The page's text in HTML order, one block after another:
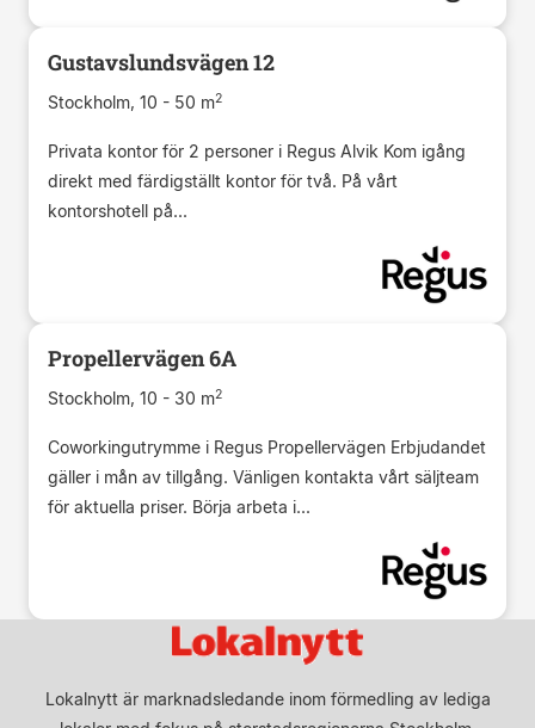
Gustavslundsvägen 12
Stockholm, 10 - 50 m2
Privata kontor för 2 personer i Regus Alvik Kom igång
direkt med färdigställt kontor för två. På vårt
kontorshotell på...
Propellervägen 6A
Stockholm, 10 - 30 m2
Coworkingutrymme i Regus Propellervägen Erbjudandet
gäller i mån av tillgång. Vänligen kontakta vårt säljteam
för aktuella priser. Börja arbeta i...
Lokalnytt är marknadsledande inom förmedling av lediga